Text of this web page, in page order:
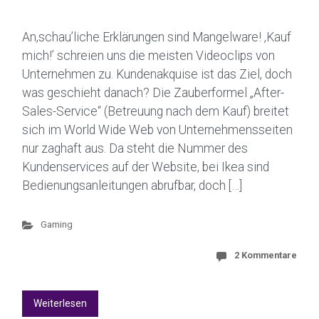
An,schau’liche Erklärungen sind Mangelware! ,Kauf
mich!’ schreien uns die meisten Videoclips von
Unternehmen zu. Kundenakquise ist das Ziel, doch
was geschieht danach? Die Zauberformel „After-
Sales-Service“ (Betreuung nach dem Kauf) breitet
sich im World Wide Web von Unternehmensseiten
nur zaghaft aus. Da steht die Nummer des
Kundenservices auf der Website, bei Ikea sind
Bedienungsanleitungen abrufbar, doch […]
Gaming
2 Kommentare
Weiterlesen